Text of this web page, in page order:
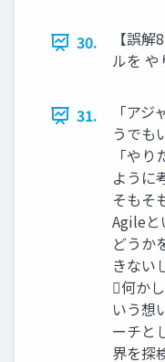
30.
【誤
ルを や
31.
「ア
うでも
「や
ように
そもそ
Agileと
どうか
きない
何か
いう想
ーチと
界を探